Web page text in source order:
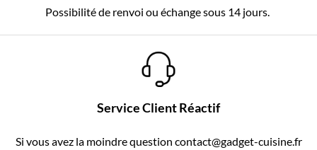
Possibilité de renvoi ou échange sous 14 jours.
Service Client Réactif
Si vous avez la moindre question contact@gadget-cuisine.fr